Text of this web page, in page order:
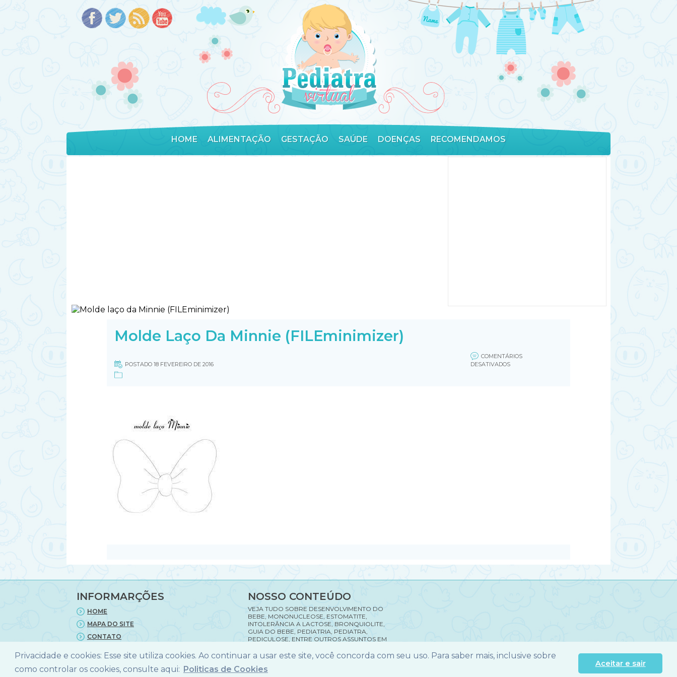
Privacidade e cookies: Esse site utiliza cookies. Ao continuar a usar este site, você concorda com seu uso. Para saber mais, inclusive sobre
como controlar os cookies, consulte aqui: Politicas de Cookies
Aceitar e sair
HOME ALIMENTAÇÃO GESTAÇÃO SAÚDE DOENÇAS RECOMENDAMOS
Molde Laço Da Minnie (FILEminimizer)
POSTADO 18 FEVEREIRO DE 2016
COMENTÁRIOS
DESATIVADOSEM
INFORMARÇÕES
HOME
MAPA DO SITE
CONTATO
NOSSO CONTEÚDO
VEJA TUDO SOBRE DESENVOLVIMENTO DO
BEBE, MONONUCLEOSE, ESTOMATITE,
INTOLERÂNCIA A LACTOSE, BRONQUIOLITE,
GUIA DO BEBE, PEDIATRIA, PEDIATRA,
PEDICULOSE, ENTRE OUTROS ASSUNTOS EM